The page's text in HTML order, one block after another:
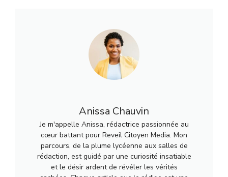
Anissa Chauvin
Je m'appelle Anissa, rédactrice passionnée au
cœur battant pour Reveil Citoyen Media. Mon
parcours, de la plume lycéenne aux salles de
rédaction, est guidé par une curiosité insatiable
et le désir ardent de révéler les vérités